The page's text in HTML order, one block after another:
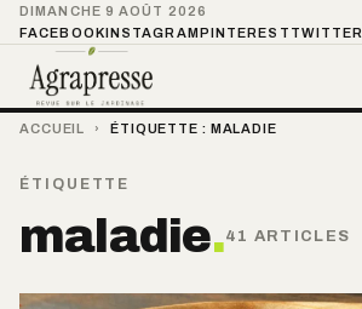
DIMANCHE 9 AOÛT 2026
FACEBOOKINSTAGRAMPINTEREST TWITTER
ACCUEIL › ÉTIQUETTE : MALADIE
ÉTIQUETTE
maladie.41 ARTICLES